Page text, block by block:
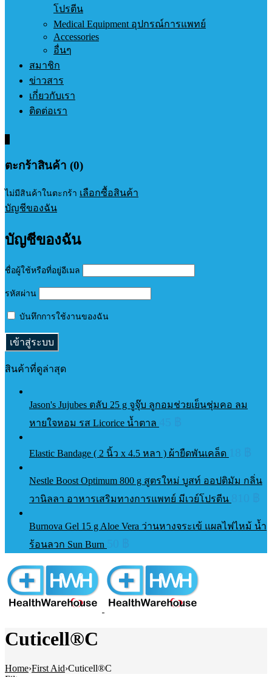
โปรตีน
Medical Equipment อุปกรณ์การแพทย์
Accessories
อื่นๆ
สมาชิก
ข่าวสาร
เกี่ยวกับเรา
ติดต่อเรา
ตะกร้าสินค้า (0)
ไม่มีสินค้าในตะกร้า เลือกซื้อสินค้า
บัญชีของฉัน
บัญชีของฉัน
ชื่อผู้ใช้หรือที่อยู่อีเมล
รหัสผ่าน
บันทึกการใช้งานของฉัน
สินค้าที่ดูล่าสุด
Jason's Jujubes ตลับ 25 g จูจุ๊บ ลูกอมช่วยเย็นชุ่มคอ ลม
หายใจหอม รส Licorice น้ำตาล
Elastic Bandage ​( 2 นิ้ว x 4.5 หลา ) ผ้ายืดพันเคล็ด
Nestle Boost Optimum 800 g สูตรใหม่ บูสท์ ออปติมัม กลิ่น
วานิลลา อาหารเสริมทางการแพทย์ มีเวย์โปรตีน
Burnova Gel 15 g Aloe Vera ว่านหางจระเข้ แผลไฟไหม้ น้ำ
ร้อนลวก Sun Burn
Cuticell®C
Home›First Aid›Cuticell®C